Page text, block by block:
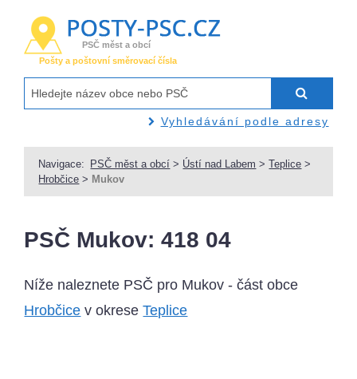
PSČ měst a obcí
Pošty a poštovní směrovací čísla
Vyhledávání podle adresy
Navigace: PSČ měst a obcí > Ústí nad Labem >Teplice >
Hrobčice > Mukov
PSČ Mukov: 418 04
Níže naleznete PSČ pro Mukov - část obce
Hrobčice v okreseTeplice